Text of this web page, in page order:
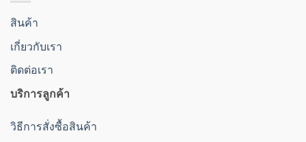
สินค้า
เกี่ยวกับเรา
ติดต่อเรา
บริการลูกค้า
วิธีการสั่งซื้อสินค้า